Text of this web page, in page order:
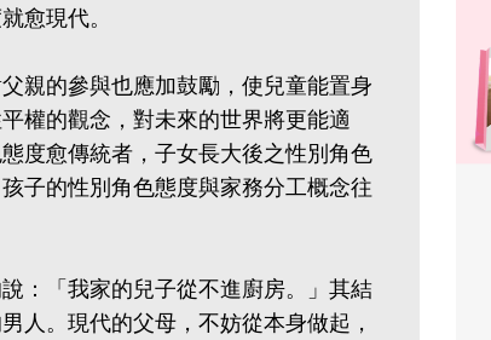
愈現代。
親的參與也應加鼓勵，使兒童能置身
權的觀念，對未來的世界將更能適
度愈傳統者，子女長大後之性別角色
子的性別角色態度與家務分工概念往
：「我家的兒子從不進廚房。」其結
人。現代的父母，不妨從本身做起，